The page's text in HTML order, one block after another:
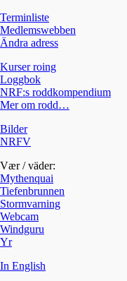
Terminliste
Medlemswebben
Ändra adress
Kurser roing
Loggbok
NRF:s roddkompendium
Mer om rodd…
Bilder
NRFV
Vær / väder:
Mythenquai
Tiefenbrunnen
Stormvarning
Webcam
Windguru
Yr
In English